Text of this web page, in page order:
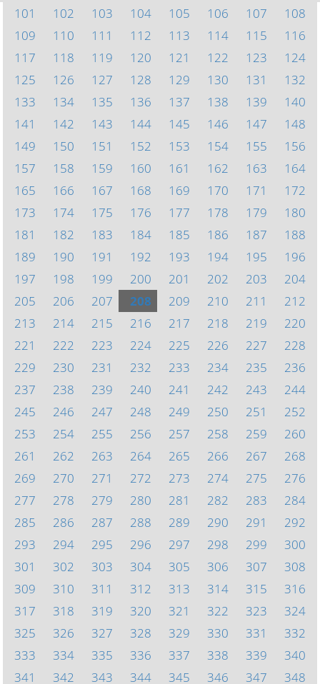
101
102 103 104 105 106 107
108
109
110 111 112 113 114 115
116
117
118 119 120 121 122 123
124
125
126 127 128 129 130 131
132
133
134 135 136 137 138 139
140
141
142 143 144 145 146 147
148
149
150 151 152 153 154 155
156
157
158 159 160 161 162 163
164
165
166 167 168 169 170 171
172
173
174 175 176 177 178 179
180
181
182 183 184 185 186 187
188
189
190 191 192 193 194 195
196
197
198 199 200 201 202 203
204
205
206 207 208 209 210 211
212
213
214 215 216 217 218 219
220
221
222 223 224 225 226 227
228
229
230 231 232 233 234 235
236
237
238 239 240 241 242 243
244
245
246 247 248 249 250 251
252
253
254 255 256 257 258 259
260
261
262 263 264 265 266 267
268
269
270 271 272 273 274 275
276
277
278 279 280 281 282 283
284
285
286 287 288 289 290 291
292
293
294 295 296 297 298 299
300
301
302 303 304 305 306 307
308
309
310 311 312 313 314 315
316
317
318 319 320 321 322 323
324
325
326 327 328 329 330 331
332
333
334 335 336 337 338 339
340
341
342 343 344 345 346 347 348